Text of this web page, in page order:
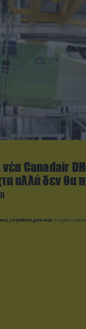
νέα Canadair
αλλά δεν θα